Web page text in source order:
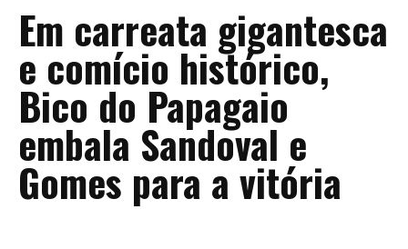
Em carreata gigantesca
e comício histórico,
Bico do Papagaio
embala Sandoval e
Gomes para a vitória